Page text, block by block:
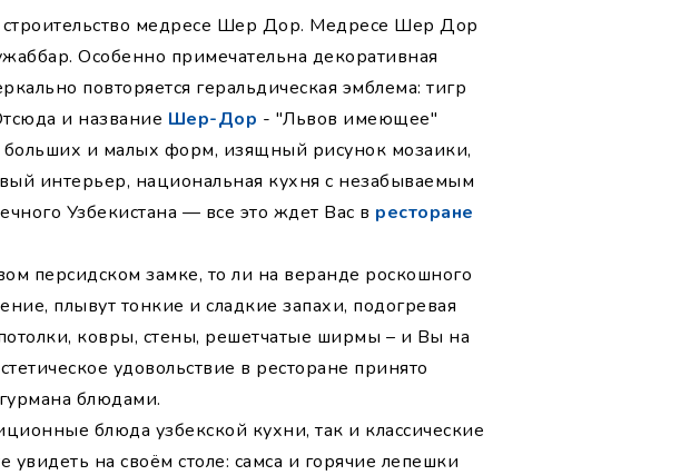
строительство медресе Шер Дор. Медресе Шер Дор
Особенно примечательна декоративная
повторяется геральдическая эмблема: тигр
и название Шер-Дор - "Львов имеющее"
больших и малых форм, изящный рисунок мозаики,
интерьер, национальная кухня с незабываемым
Узбекистана — все это ждет Вас в ресторане
персидском замке, то ли на веранде роскошного
плывут тонкие и сладкие запахи, подогревая
ковры, стены, решетчатые ширмы – и Вы на
удовольствие в ресторане принято
блюдами.
блюда узбекской кухни, так и классические
на своём столе: самса и горячие лепешки